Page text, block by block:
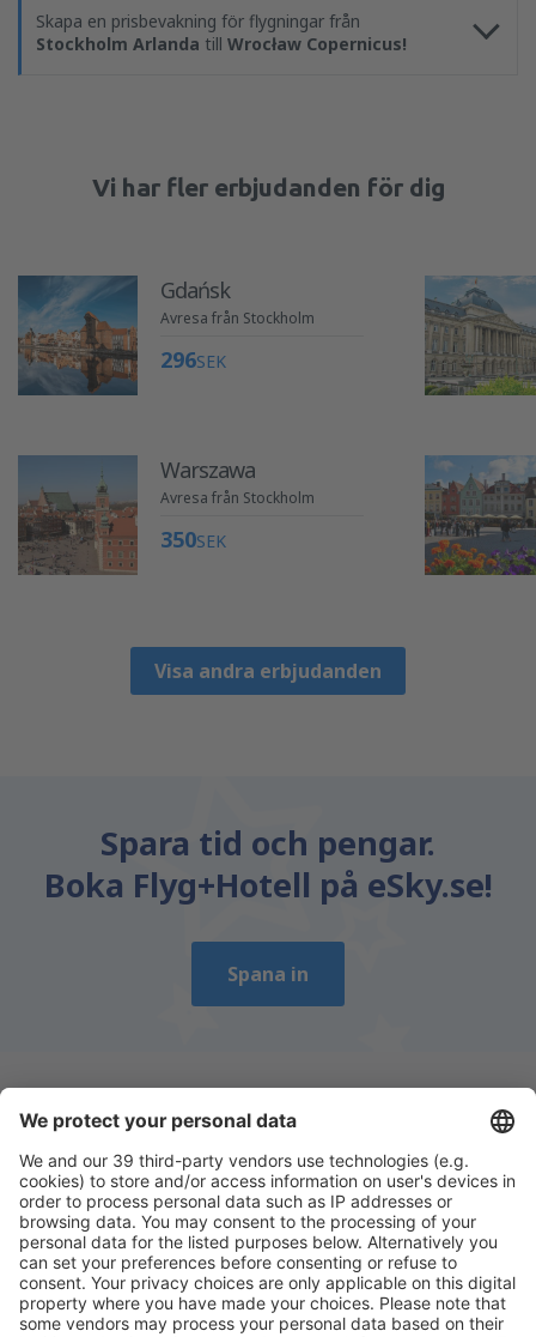
Skapa en prisbevakning för flygningar från
Stockholm Arlanda till Wrocław Copernicus!
Vi har fler erbjudanden för dig
Gdańsk
Avresa från Stockholm
296SEK
Warszawa
Avresa från Stockholm
350SEK
Visa andra erbjudanden
Spara tid och pengar.
Boka Flyg+Hotell på eSky.se!
Spana in
Ladda ner vår appför att enkelt planera
dina resor